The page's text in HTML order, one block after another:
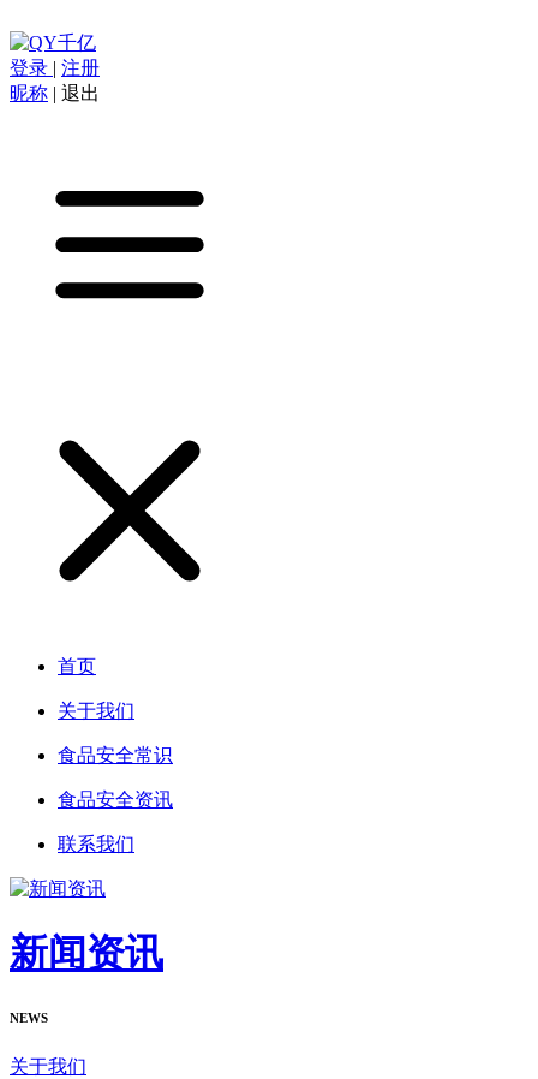
登录 | 注册
昵称 | 退出
首页
关于我们
食品安全常识
食品安全资讯
联系我们
新闻资讯
NEWS
关于我们